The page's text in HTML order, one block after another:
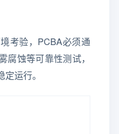
考验，PCBA必须通
腐蚀等可靠性测试，
运行。